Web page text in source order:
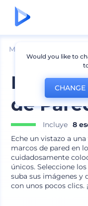
Mockups
de
Incluye 8
Eche un vistazo a
marcos de pared en
cuidadosamente
únicos. Seleccione
suba sus imágenes y
con unos pocos clics.
Would you like to
CHANGE